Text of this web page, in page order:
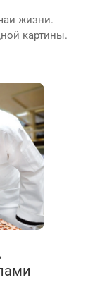
жизни.
картины.